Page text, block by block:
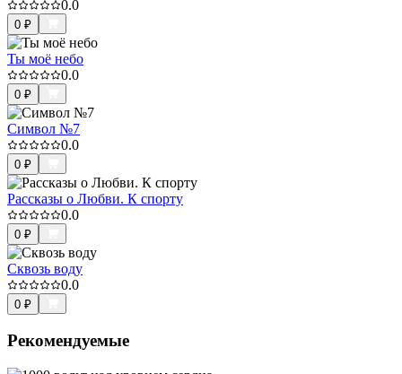
0.0
0 ₽
Ты моё небо
0.0
0 ₽
Символ №7
0.0
0 ₽
Рассказы о Любви. К спорту
0.0
0 ₽
Сквозь воду
0.0
0 ₽
Рекомендуемые